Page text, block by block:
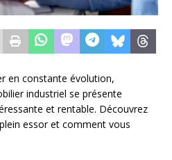
en constante évolution,
industriel se présente
et rentable. Découvrez
essor et comment vous